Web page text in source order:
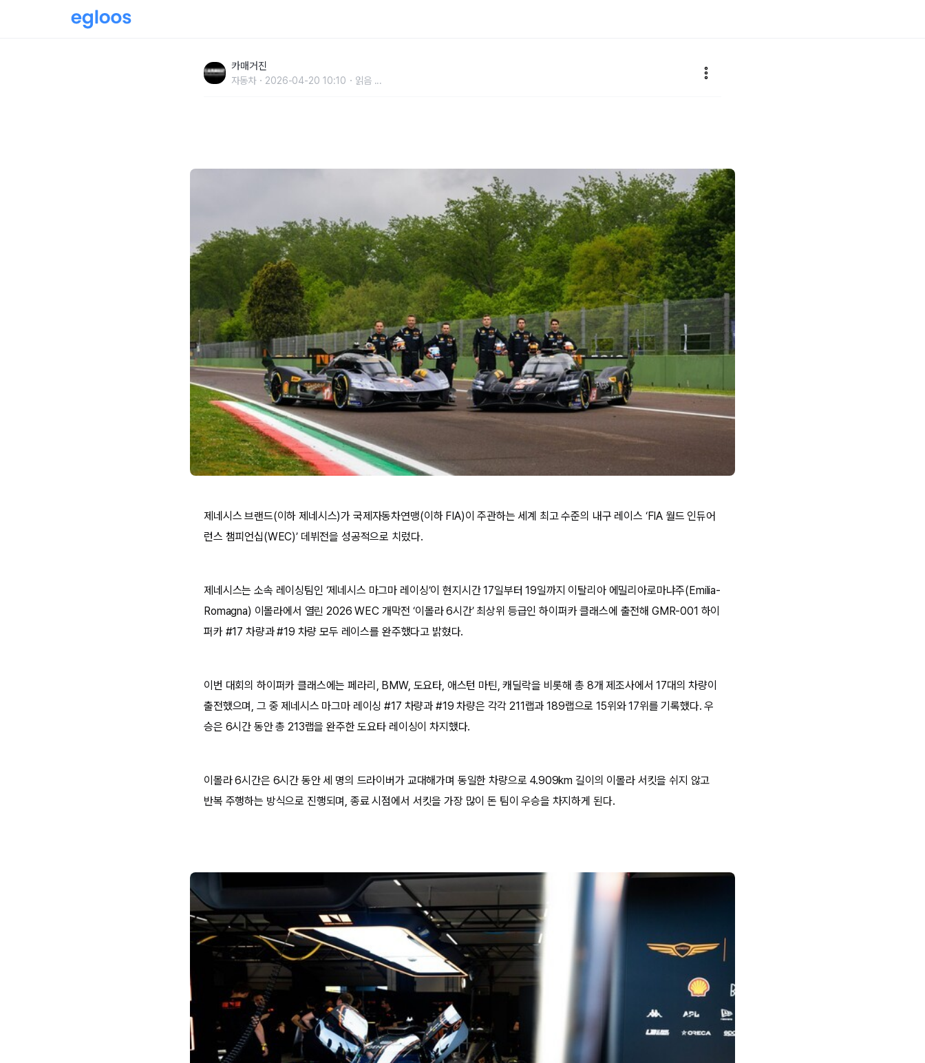
카매거진
자동차 2026-04-20 10:10 읽음 ...
제네시스 브랜드(이하 제네시스)가 국제자동차연맹(이하 FIA)이 주관하는 세계 최고 수준의 내구 레이스 ‘FIA 월드 인듀어
런스 챔피언십(WEC)’ 데뷔전을 성공적으로 치렀다.
제네시스는 소속 레이싱팀인 ‘제네시스 마그마 레이싱’이 현지시간 17일부터 19일까지 이탈리아 에밀리아로마냐주(Emilia-
Romagna) 이몰라에서 열린 2026 WEC 개막전 ‘이몰라 6시간’ 최상위 등급인 하이퍼카 클래스에 출전해 GMR-001 하이
퍼카 #17 차량과 #19 차량 모두 레이스를 완주했다고 밝혔다.
이번 대회의 하이퍼카 클래스에는 페라리, BMW, 도요타, 애스턴 마틴, 캐딜락을 비롯해 총 8개 제조사에서 17대의 차량이
출전했으며, 그 중 제네시스 마그마 레이싱 #17 차량과 #19 차량은 각각 211랩과 189랩으로 15위와 17위를 기록했다. 우
승은 6시간 동안 총 213랩을 완주한 도요타 레이싱이 차지했다.
이몰라 6시간은 6시간 동안 세 명의 드라이버가 교대해가며 동일한 차량으로 4.909km 길이의 이몰라 서킷을 쉬지 않고
반복 주행하는 방식으로 진행되며, 종료 시점에서 서킷을 가장 많이 돈 팀이 우승을 차지하게 된다.